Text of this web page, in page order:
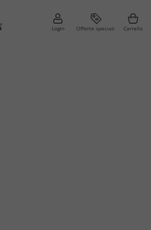
Login Offerte speciali Carrello